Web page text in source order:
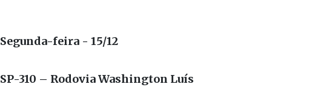
Segunda-feira - 15/12